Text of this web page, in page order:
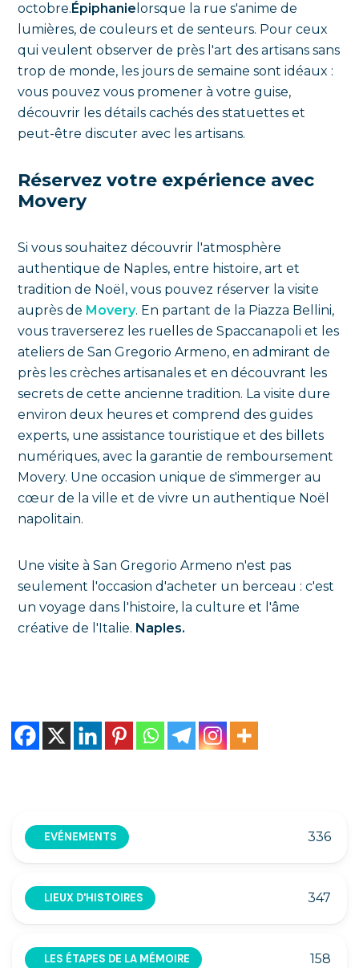
octobre.Épiphanie lorsque la rue s'anime de
lumières, de couleurs et de senteurs. Pour ceux
qui veulent observer de près l'art des artisans sans
trop de monde, les jours de semaine sont idéaux :
vous pouvez vous promener à votre guise,
découvrir les détails cachés des statuettes et
peut-être discuter avec les artisans.
Réservez votre expérience avec
Movery
Si vous souhaitez découvrir l'atmosphère
authentique de Naples, entre histoire, art et
tradition de Noël, vous pouvez réserver la visite
auprès de Movery. En partant de la Piazza Bellini,
vous traverserez les ruelles de Spaccanapoli et les
ateliers de San Gregorio Armeno, en admirant de
près les crèches artisanales et en découvrant les
secrets de cette ancienne tradition. La visite dure
environ deux heures et comprend des guides
experts, une assistance touristique et des billets
numériques, avec la garantie de remboursement
Movery. Une occasion unique de s'immerger au
cœur de la ville et de vivre un authentique Noël
napolitain.
Une visite à San Gregorio Armeno n'est pas
seulement l'occasion d'acheter un berceau : c'est
un voyage dans l'histoire, la culture et l'âme
créative de l'Italie. Naples.
EVÉNEMENTS 336
LIEUX D'HISTOIRES 347
LES ÉTAPES DE LA MÉMOIRE 158